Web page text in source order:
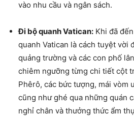
vào nhu cầu và ngân sách.
Đi bộ quanh Vatican: Khi đã
quanh Vatican là cách tuyệt vời
quảng trường và các con phố
chiêm ngưỡng từng chi tiết cột
Phêrô, các bức tượng, mái vòm
cũng như ghé qua những quán
nghỉ chân và thưởng thức ẩm